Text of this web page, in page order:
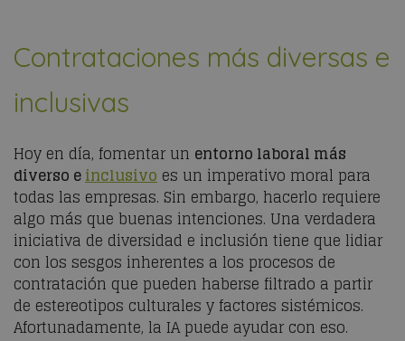
Contrataciones más diversas e
inclusivas
Hoy en día, fomentar un entorno laboral más
diverso einclusivo es un imperativo moral para
todas las empresas. Sin embargo, hacerlo requiere
algo más que buenas intenciones. Una verdadera
iniciativa de diversidad e inclusión tiene que lidiar
con los sesgos inherentes a los procesos de
contratación que pueden haberse filtrado a partir
de estereotipos culturales y factores sistémicos.
Afortunadamente, la IA puede ayudar con eso.